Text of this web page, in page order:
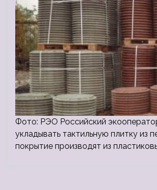
Фото: РЭО Российский
укладывать тактильную плитку из
покрытие производят из